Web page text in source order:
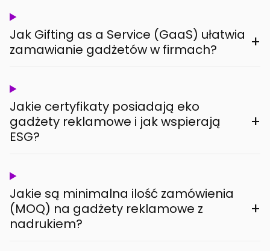
Jak Gifting as a Service (GaaS) ułatwia
zamawianie gadżetów w firmach?
+
Jakie certyfikaty posiadają eko
gadżety reklamowe i jak wspierają
ESG?
+
Jakie są minimalna ilość zamówienia
(MOQ) na gadżety reklamowe z
nadrukiem?
+